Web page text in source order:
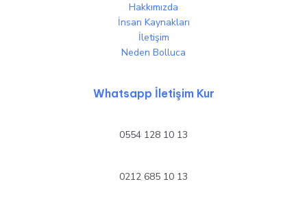
Hakkımızda
İnsan Kaynakları
İletişim
Neden Bolluca
Whatsapp İletişim Kur
0554 128 10 13
0212 685 10 13